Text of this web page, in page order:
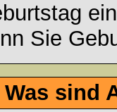
Sie
Was sind